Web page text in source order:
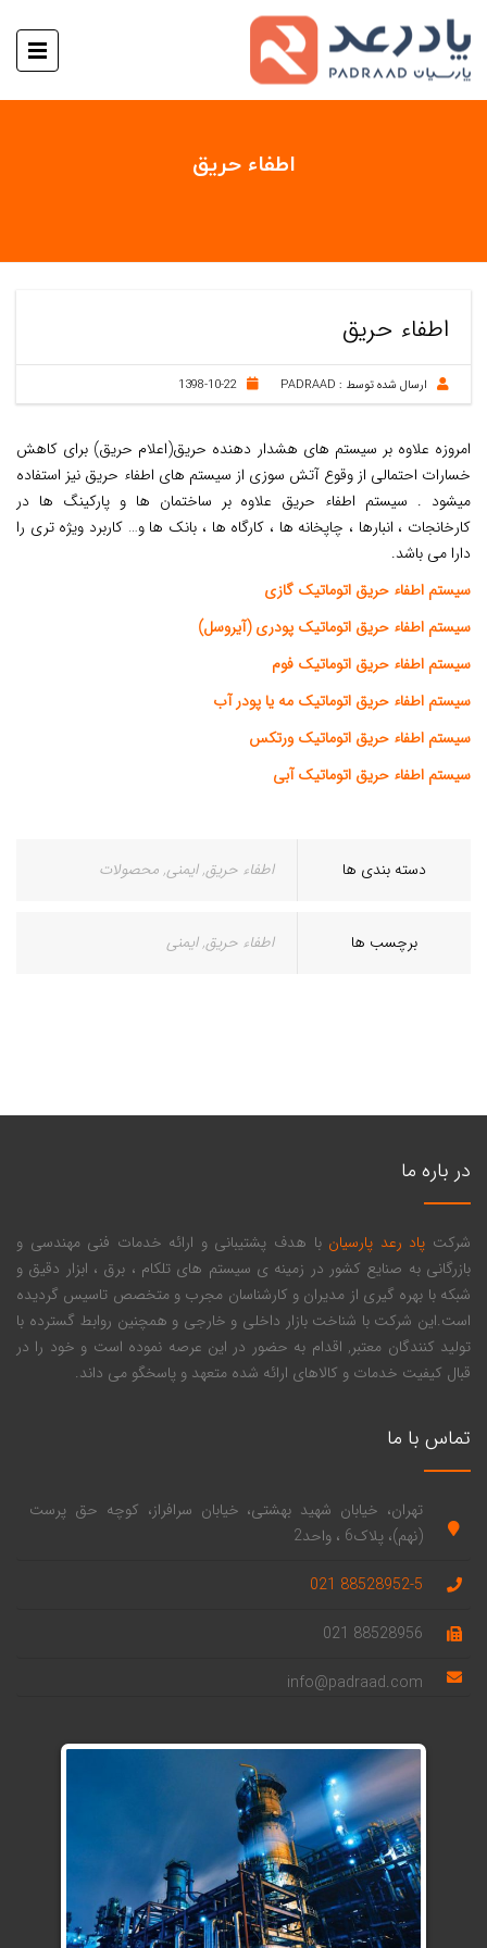
اطفاء حریق
اطفاء حریق
ارسال شده توسط : PADRAAD
1398-10-22
امروزه علاوه بر سیستم های هشدار دهنده حریق(اعلام حریق) برای کاهش
خسارات احتمالی از وقوع آتش سوزی از سیستم های اطفاء حریق نیز استفاده
میشود . سیستم اطفاء حریق علاوه بر ساختمان ها و پارکینگ ها در
کارخانجات ، انبارها ، چاپخانه ها ، کارگاه ها ، بانک ها و… کاربرد ویژه تری را
دارا می باشد.
سیستم اطفاء حریق اتوماتیک گازی
سیستم اطفاء حریق اتوماتیک پودری (آیروسل)
سیستم اطفاء حریق اتوماتیک فوم
سیستم اطفاء حریق اتوماتیک مه یا پودر آب
سیستم اطفاء حریق اتوماتیک ورتکس
سیستم اطفاء حریق اتوماتیک آبی
دسته بندی ها اطفاء حریق,ایمنی,محصولات
برچسب ها اطفاء حریق,ایمنی
در باره ما
شرکت پاد رعد پارسیان با هدف پشتیبانی و ارائه خدمات فنی مهندسی و
بازرگانی به صنایع کشور در زمینه ی سیستم های تلکام ، برق ، ابزار دقیق و
شبکه با بهره گیری از مدیران و کارشناسان مجرب و متخصص تاسیس گردیده
است.این شرکت با شناخت بازار داخلی و خارجی و همچنین روابط گسترده با
تولید کنندگان معتبر, اقدام به حضور در این عرصه نموده است و خود را در
قبال کیفیت خدمات و کالاهای ارائه شده متعهد و پاسخگو می داند.
تماس با ما
تهران، خیابان شهید بهشتی، خیابان سرافراز، کوچه حق پرست
(نهم)، پلاک6 ، واحد2
88528952-5 021
88528956 021
info@padraad.com